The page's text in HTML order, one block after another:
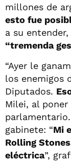
millones de
esto fue
a su
“tremenda
“Ayer le
los enemigos
Diputados.
Milei, al
gabinete: “Mi
Rolling
eléctrica”,